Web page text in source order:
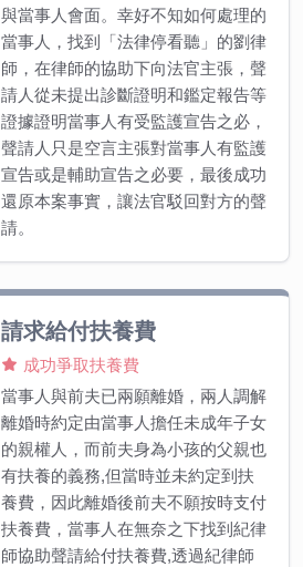
與當事人會面。幸好不知如何處理的
當事人，找到「法律停看聽」的劉律
師，在律師的協助下向法官主張，聲
請人從未提出診斷證明和鑑定報告等
證據證明當事人有受監護宣告之必，
聲請人只是空言主張對當事人有監護
宣告或是輔助宣告之必要，最後成功
還原本案事實，讓法官駁回對方的聲
請。
請求給付扶養費
成功爭取扶養費
當事人與前夫已兩願離婚，兩人調解
離婚時約定由當事人擔任未成年子女
的親權人，而前夫身為小孩的父親也
有扶養的義務,但當時並未約定到扶
養費，因此離婚後前夫不願按時支付
扶養費，當事人在無奈之下找到紀律
師協助聲請給付扶養費,透過紀律師